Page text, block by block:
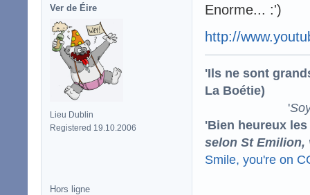
Ver de Éire
Lieu Dublin
Registered 19.10.2006
Enorme... :')
http://
'Ils ne sont
La Boétie)
'
'Bien heureux
selon St Emilion,
Smile, you're on
Hors ligne